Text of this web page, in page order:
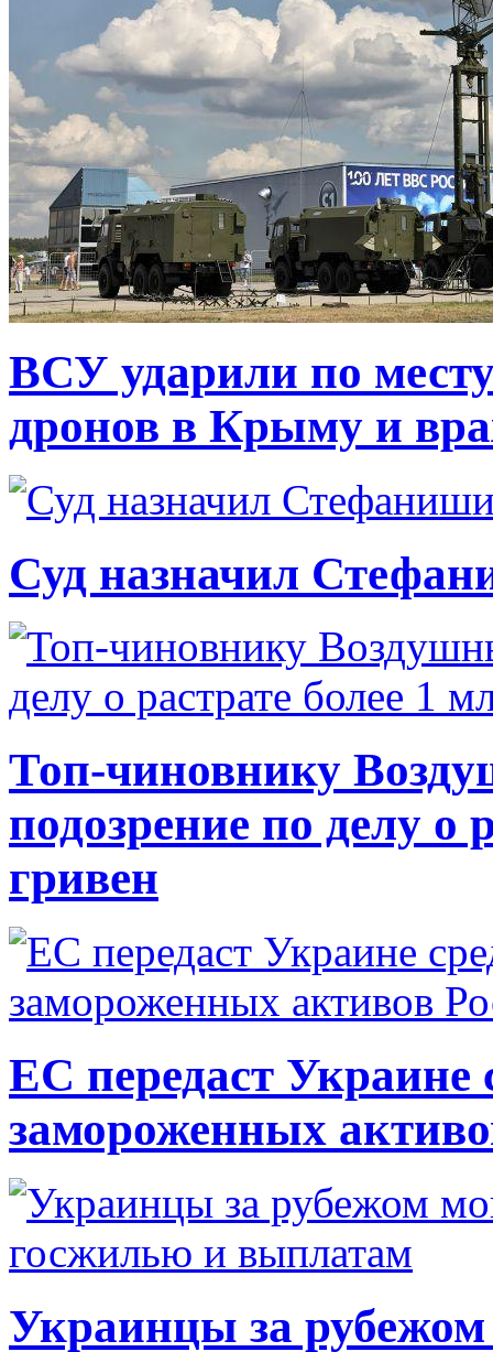
ВСУ ударили по
дронов в Крыму и
Суд назначил
Топ-чиновнику
подозрение по делу о
гривен
ЕС передаст Украине
замороженных
Украинцы за рубежом